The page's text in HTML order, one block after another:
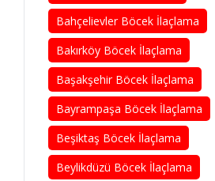
Bahçelievler Böcek İlaçlama
Bakırköy Böcek İlaçlama
Başakşehir Böcek İlaçlama
Bayrampaşa Böcek İlaçlama
Beşiktaş Böcek İlaçlama
Beylikdüzü Böcek İlaçlama